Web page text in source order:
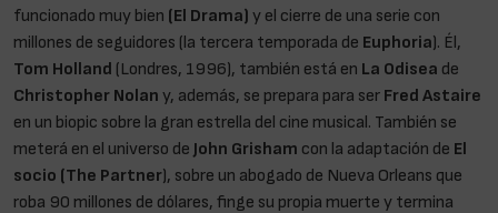
funcionado muy bien (El Drama) y el cierre de una serie con
millones de seguidores (la tercera temporada de Euphoria). Él,
Tom Holland (Londres, 1996), también está en La Odisea de
Christopher Nolan y, además, se prepara para ser Fred Astaire
en un biopic sobre la gran estrella del cine musical. También se
meterá en el universo de John Grisham con la adaptación de El
socio (The Partner), sobre un abogado de Nueva Orleans que
roba 90 millones de dólares, finge su propia muerte y termina